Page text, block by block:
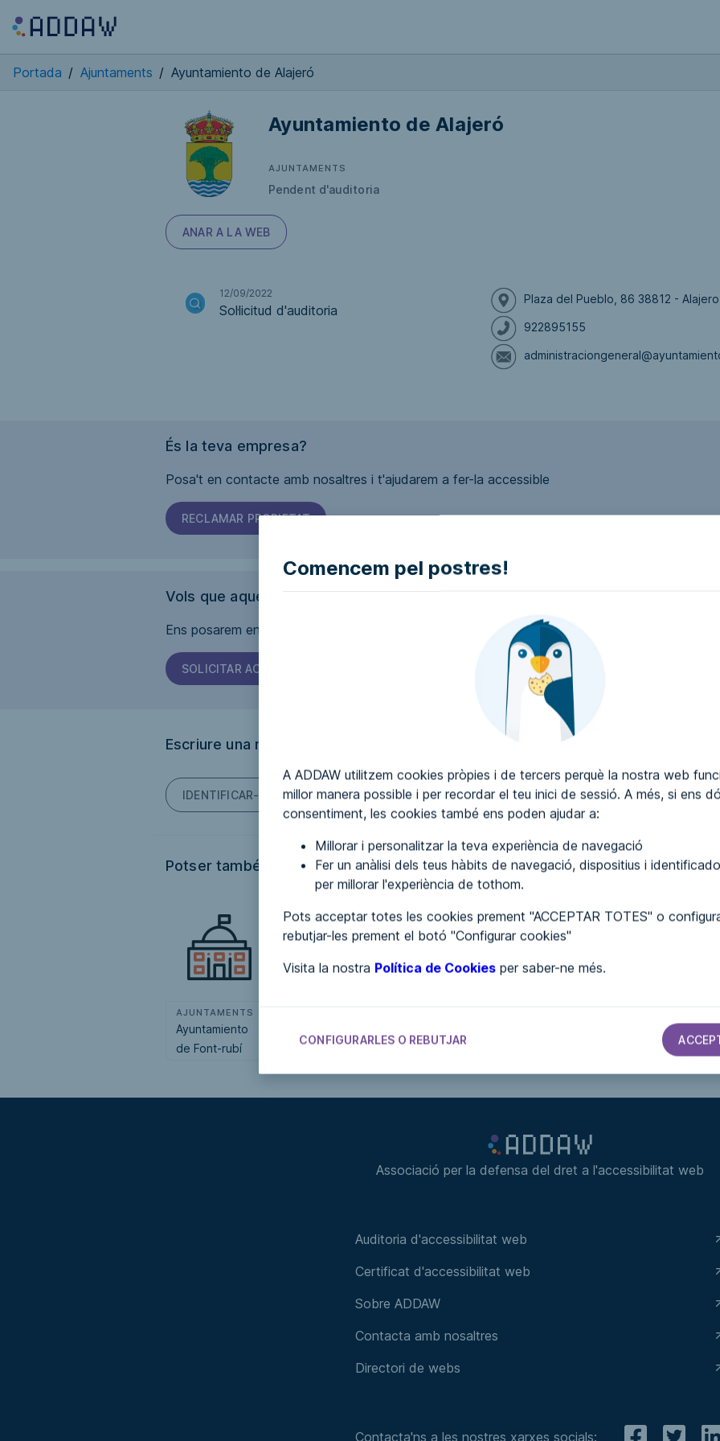
Comencem pel postres!
A ADDAW utilitzem cookies pròpies i de tercers perquè la nostra web
millor manera possible i per recordar el teu inici de sessió. A més, si ens
consentiment, les cookies també ens poden ajudar a:
Millorar i personalitzar la teva experiència de navegació
Fer un anàlisi dels teus hàbits de navegació, dispositius i
per millorar l'experiència de tothom.
Pots acceptar totes les cookies prement "ACCEPTAR TOTES" o
rebutjar-les prement el botó "Configurar cookies"
Visita la nostra Política de Cookies per saber-ne més.
CONFIGURARLES O REBUTJAR
Portada / Ajuntaments / Ayuntamiento de Alajeró
Ayuntamiento de Alajeró
AJUNTAMENTS
Pendent d'auditoria
ANAR A LA WEB
12/09/2022
Sol·licitud d'auditoria
Plaza del Pueblo, 86 38812 -
922895155
És la teva empresa?
Posa't en contacte amb nosaltres i t'ajudarem a fer-la accessible
RECLAMAR PROPIETAT
Vols que aquesta pàgina sigui accessible?
Ens posarem en contacte amb l'empresa i intentarem que la facin accessible..
SOLICITAR ACCESSIBILITAT
Escriure una ressenya
IDENTIFICAR-TE PER PODER ESCRIURE COMENTARIS
Potser també t'interessi...
AJUNTAMENTS
Ayuntamiento
de Font-rubí
de Ayegui /
de Aiguafreda
Ayuntamiento
de Navalucillos,
Associació per la defensa del dret a l'accessibilitat web
Auditoria d'accessibilitat web
Certificat d'accessibilitat web
Sobre ADDAW
Contacta amb nosaltres
Directori de webs
Contacta'ns a les nostres xarxes socials: